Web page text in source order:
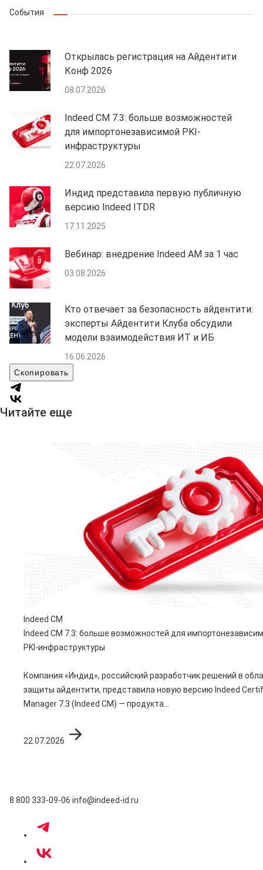
События
Открылась регистрация на Айдентити
Конф 2026
08.07.2026
Indeed CM 7.3: больше возможностей
для импортонезависимой PKI-
инфраструктуры
22.07.2026
Индид представила первую публичную
версию Indeed ITDR
17.11.2025
Вебинар: внедрение Indeed AM за 1 час
03.08.2026
Кто отвечает за безопасность айдентити:
эксперты Айдентити Клуба обсудили
модели взаимодействия ИТ и ИБ
16.06.2026
Скопировать
Читайте еще
Indeed CM
Indeed CM 7.3: больше возможностей для
PKI-инфраструктуры
Компания «Индид», российский разработчик решений в
защиты айдентити, представила новую версию Indeed
Manager 7.3 (Indeed CM) — продукта...
22.07.2026
8 800 333-09-06 info@indeed-id.ru